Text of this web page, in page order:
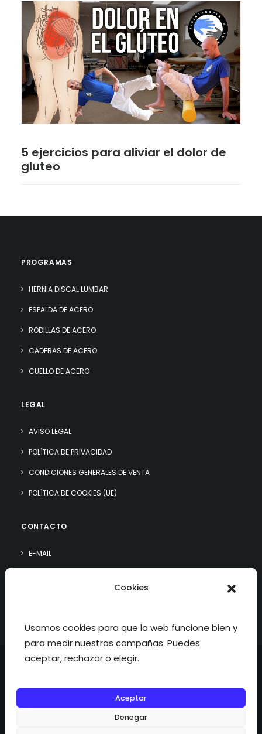
Cookies
Usamos cookies para que la web funcione bien y
para medir nuestras campañas. Puedes
aceptar, rechazar o elegir.
Aceptar
Denegar
5 ejercicios para aliviar el dolor de
gluteo
PROGRAMAS
HERNIA DISCAL LUMBAR
ESPALDA DE ACERO
RODILLAS DE ACERO
CADERAS DE ACERO
CUELLO DE ACERO
LEGAL
AVISO LEGAL
POLÍTICA DE PRIVACIDAD
CONDICIONES GENERALES DE VENTA
POLÍTICA DE COOKIES (UE)
CONTACTO
E-MAIL
©2026 fisioterapiatualcance todos los derechos reservados.